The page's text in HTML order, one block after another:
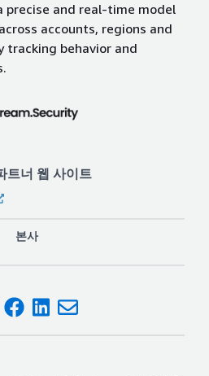
precise and real-time model
accounts, regions and
tracking behavior and
트너 웹 사이트
본사